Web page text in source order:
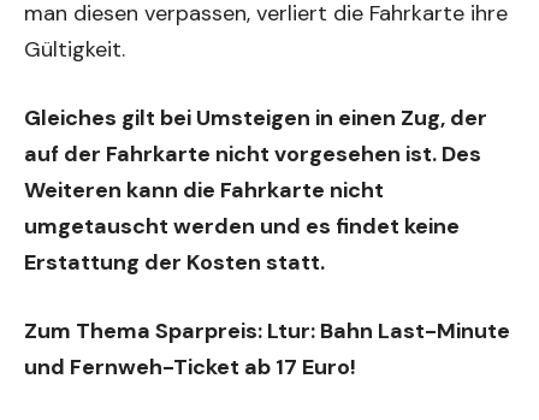
man diesen verpassen, verliert die Fahrkarte ihre
Gültigkeit.
Gleiches gilt bei Umsteigen in einen Zug, der
auf der Fahrkarte nicht vorgesehen ist. Des
Weiteren kann die Fahrkarte nicht
umgetauscht werden und es findet keine
Erstattung der Kosten statt.
Zum Thema Sparpreis: Ltur: Bahn Last-Minute
und Fernweh-Ticket ab 17 Euro!